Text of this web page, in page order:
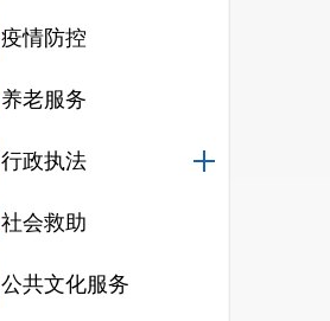
疫情防控
养老服务
行政执法
社会救助
公共文化服务